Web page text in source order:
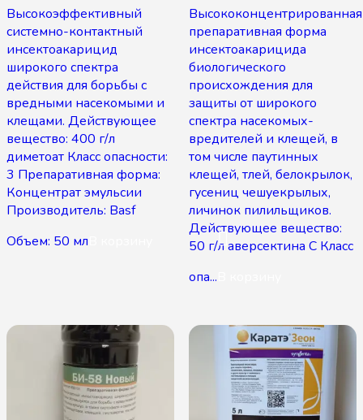
Высокоэффективный
системно-контактный
инсектоакарицид
широкого спектра
действия для борьбы с
вредными насекомыми и
клещами. Действующее
вещество: 400 г/л
диметоат Класс опасности:
3 Препаративная форма:
Концентрат эмульсии
Производитель: Basf
Объем: 50 мл
Высококонцентрированная
препаративная форма
инсектоакарицида
биологического
происхождения для
защиты от широкого
спектра насекомых-
вредителей и клещей, в
том числе паутинных
клещей, тлей, белокрылок,
гусениц чешуекрылых,
личинок пилильщиков.
Действующее вещество:
50 г/л аверсектина С Класс
опа...